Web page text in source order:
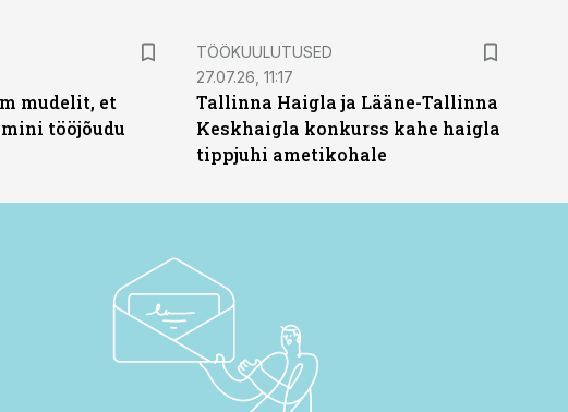
mudelit, et
tööjõudu
ST
TÖÖKUULUTUSED
27.07.26, 11:17
Tallinna Haigla ja Lääne-Tallinna
Keskhaigla konkurss kahe haigla
tippjuhi ametikohale